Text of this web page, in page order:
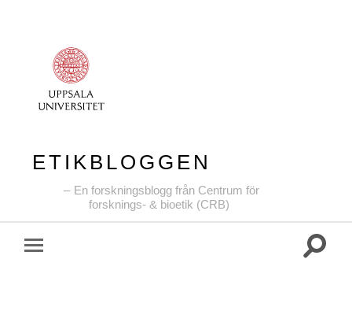
ETIKBLOGGEN
En forskningsblogg från Centrum för
forsknings- & bioetik (CRB)
Slå